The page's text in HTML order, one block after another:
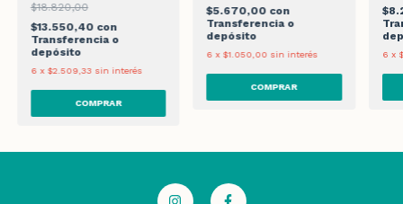
$18.820,00
$13.550,40 con
Transferencia o
depósito
6 x $2.509,33 sin interés
$5.670,00 con
Transferencia o
depósito
6 x $1.050,00 sin interés 6 x